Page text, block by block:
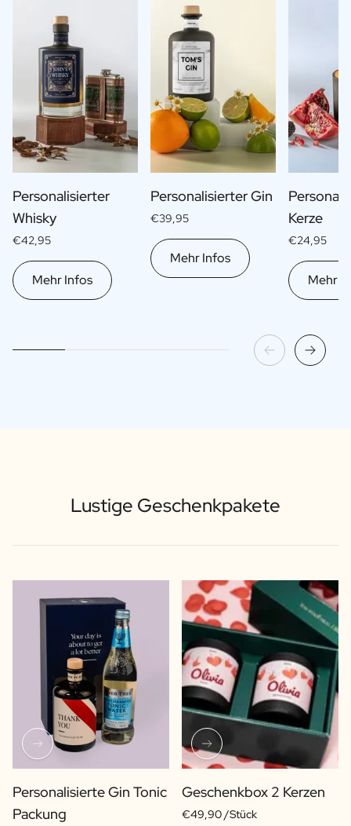
Personalisierter
Whisky
€42,95
Mehr Infos
Personalisierter Gin
€39,95
Mehr Infos
Kerze
€24,95
Mehr
Lustige Geschenkpakete
Personalisierte Gin Tonic
Packung
Geschenkbox 2 Kerzen
€49,90 /Stück